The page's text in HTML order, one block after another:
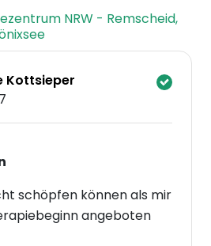
NRW - Remscheid,
Kottsieper
schöpfen können als mir
angeboten